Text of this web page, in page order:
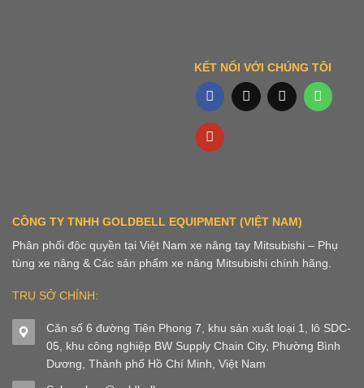
KẾT NỐI VỚI CHÚNG TÔI
CÔNG TY TNHH GOLDBELL EQUIPMENT (VIỆT NAM)
Phân phối độc quyền tại Việt Nam xe nâng tay Mitsubishi – Phụ
tùng xe nâng & Các sản phẩm xe nâng Mitsubishi chính hãng.
TRỤ SỞ CHÍNH:
Căn số 6 đường Tiên Phong 7, khu sản xuất loại 1, lô SDC-
05, khu công nghiệp BW Supply Chain City, Phường Bình
Dương, Thành phố Hồ Chí Minh, Việt Nam